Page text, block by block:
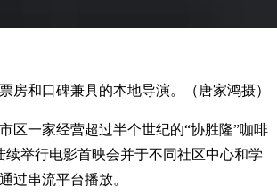
房和口碑兼具的本地导演。（唐家鸿摄）
区一家经营超过半个世纪的“协胜隆”咖啡
续举行电影首映会并于不同社区中心和学
过串流平台播放。